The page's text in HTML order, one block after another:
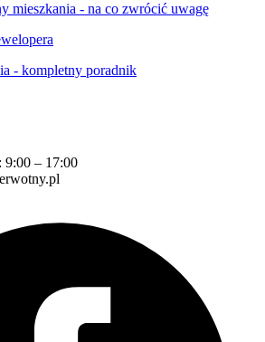
mieszkania - na co zwrócić uwagę
- kompletny poradnik
9:00 – 17:00